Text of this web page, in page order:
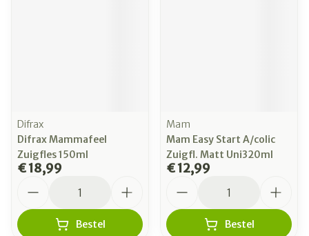
Difrax
Difrax Mammafeel
Zuigfles 150ml
€ 18,99
Bestel
Mam
Mam Easy Start A/colic
Zuigfl. Matt Uni320ml
€ 12,99
Bestel